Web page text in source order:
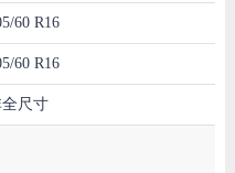
60 R16
60 R16
尺寸